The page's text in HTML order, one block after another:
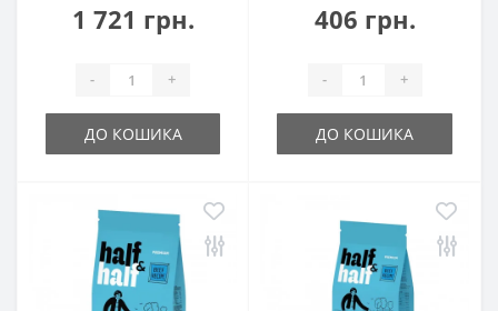
1 721 грн.
- +
ДО КОШИКА
406 грн.
- +
ДО КОШИКА